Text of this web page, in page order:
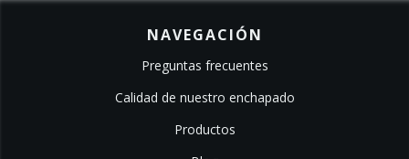
NAVEGACIÓN
Preguntas frecuentes
Calidad de nuestro enchapado
Productos